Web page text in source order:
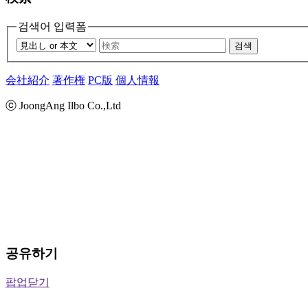
검색어 입력폼
검색
会社紹介 著作権 PC版 個人情報
ⓒ JoongAng Ilbo Co.,Ltd
공유하기
팝업닫기